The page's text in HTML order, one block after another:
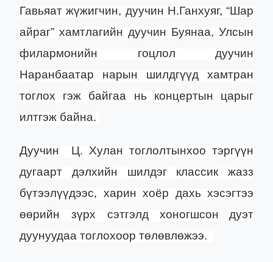
Гавьяат жүжигчин, дуучин Н.Ганхуяг, “Шар
айраг” хамтлагийн дуучин Буянаа, Улсын
филармонийн гоцлол дуучин
Наранбаатар нарын шилдгүүд хамтран
тоглох гэж байгаа нь концертын царыг
илтгэж байна.
Дуучин Ц. Хулан тоглолтынхоо тэргүүн
дугаарт дэлхийн шилдэг классик жазз
бүтээлүүдээс, харин хоёр дахь хэсэгтээ
өөрийн зүрх сэтгэлд хоногшсон
дуэт
дуунуудаа тоглохоор төлөвлөжээ.